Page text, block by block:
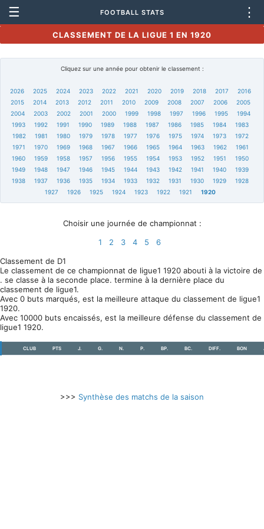
☰ FOOTBALL STATS ⋮
CLASSEMENT DE LA LIGUE 1 EN 1920
Cliquez sur une année pour obtenir le classement :
2026 2025 2024 2023 2022 2021 2020 2019 2018 2017
2016
2015
2014 2013 2012 2011 2010 2009 2008 2007 2006
2005
2004
2003 2002 2001 2000 1999 1998 1997 1996 1995
1994
1993
1992 1991 1990 1989 1988 1987 1986 1985 1984
1983
1982
1981 1980 1979 1978 1977 1976 1975 1974 1973
1972
1971
1970 1969 1968 1967 1966 1965 1964 1963 1962
1961
1960
1959 1958 1957 1956 1955 1954 1953 1952 1951
1950
1949
1948 1947 1946 1945 1944 1943 1942 1941 1940
1939
1938
1937 1936 1935 1934 1933 1932 1931 1930 1929
1928
1927
1926 1925 1924 1923 1922 1921 1920
Choisir une journée de championnat :
1
2 3 4 5
6
Classement de D1
Le classement de ce championnat de ligue1 1920 abouti à la victoire de
. se classe à la seconde place. termine à la dernière place du
classement de ligue1.
Avec 0 buts marqués, est la meilleure attaque du classement de ligue1
1920.
Avec 10000 buts encaissés, est la meilleure défense du classement de
ligue1 1920.
CLUB PTS J. G. N. P. BP. BC. DIFF. BON
>>> Synthèse des matchs de la saison